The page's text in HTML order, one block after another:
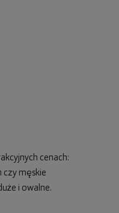
cenach:
czy męskie
i owalne.